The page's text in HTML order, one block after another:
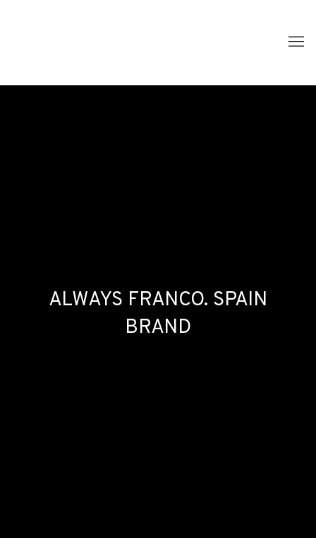
ALWAYS FRANCO. SPAIN
BRAND